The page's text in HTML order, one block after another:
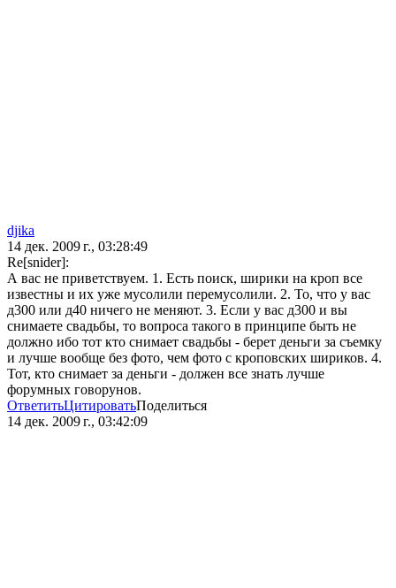
djika
14 дек. 2009 г., 03:28:49
Re[snider]:
А вас не приветствуем. 1. Есть поиск, ширики на кроп все
известны и их уже мусолили перемусолили. 2. То, что у вас
д300 или д40 ничего не меняют. 3. Если у вас д300 и вы
снимаете свадьбы, то вопроса такого в принципе быть не
должно ибо тот кто снимает свадьбы - берет деньги за съемку
и лучше вообще без фото, чем фото с кроповских шириков. 4.
Тот, кто снимает за деньги - должен все знать лучше
форумных говорунов.
ОтветитьЦитироватьПоделиться
14 дек. 2009 г., 03:42:09